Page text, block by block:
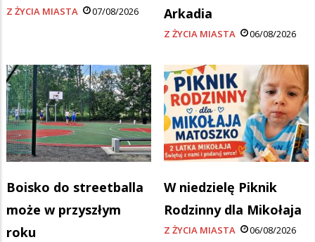
Z ŻYCIA MIASTA 07/08/2026
Arkadia
Z ŻYCIA MIASTA 06/08/2026
Boisko do streetballa
może w przyszłym
roku
W niedzielę Piknik
Rodzinny dla Mikołaja
Z ŻYCIA MIASTA 06/08/2026